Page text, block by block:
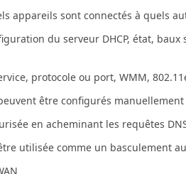
appareils sont connectés à quels
du serveur DHCP, état, baux
protocole ou port, WMM,
être configurés manuellement
en acheminant les requêtes
utilisée comme un basculement